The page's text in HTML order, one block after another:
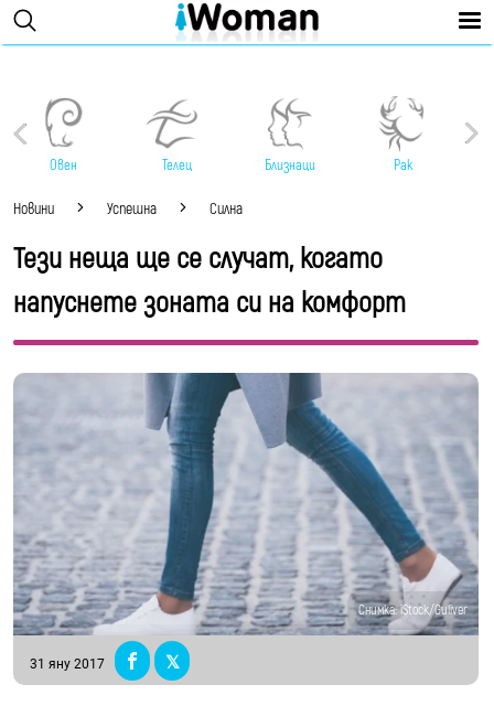
Овен Телец Близнаци Рак
Новини Успешна Силна
Тези неща ще се случат, когато
напуснете зоната си на комфорт
Снимка: iStock/Guliver
31 яну 2017